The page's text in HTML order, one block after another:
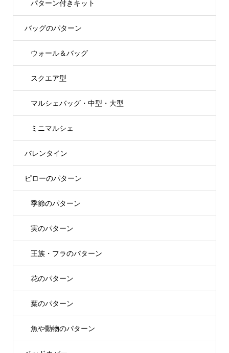
パターン付きキット
バッグのパターン
ウォール＆バッグ
スクエア型
マルシェバッグ・中型・大型
ミニマルシェ
バレンタイン
ピローのパターン
季節のパターン
実のパターン
王族・フラのパターン
花のパターン
葉のパターン
魚や動物のパターン